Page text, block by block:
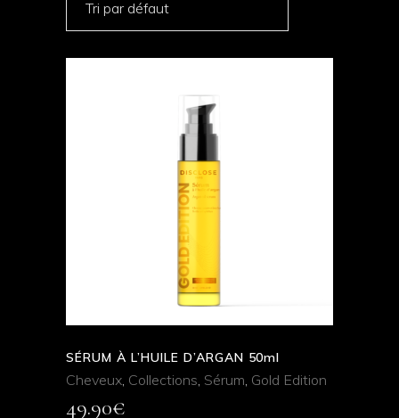
Tri par défaut
AJOUTER AU
PANIER
QUICK VIEW
SÉRUM À L’HUILE D’ARGAN 50ml
Cheveux, Collections, Sérum, Gold Edition
49.90€